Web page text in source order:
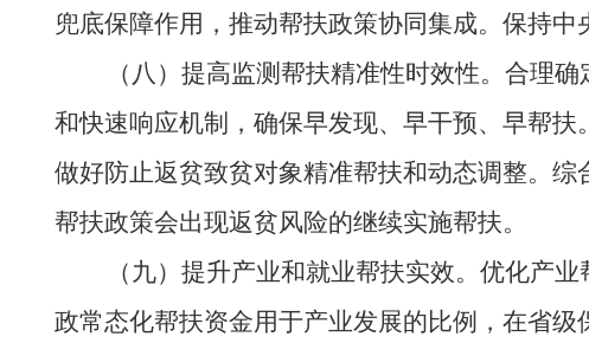
兜底保障作用，推动帮扶政策协同集成。保持
（八）提高监测帮扶精准性时效性。合理确
和快速响应机制，确保早发现、早干预、早帮
做好防止返贫致贫对象精准帮扶和动态调整。
帮扶政策会出现返贫风险的继续实施帮扶。
（九）提升产业和就业帮扶实效。优化产业
政常态化帮扶资金用于产业发展的比例，在省